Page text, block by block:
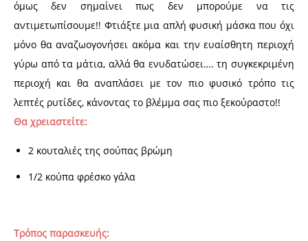
όμως δεν σημαίνει πως δεν μπορούμε να τις
αντιμετωπίσουμε!! Φτιάξτε μια απλή φυσική μάσκα που όχι
μόνο θα αναζωογονήσει ακόμα και την ευαίσθητη περιοχή
γύρω από τα μάτια, αλλά θα ενυδατώσει…. τη συγκεκριμένη
περιοχή και θα αναπλάσει με τον πιο φυσικό τρόπο τις
λεπτές ρυτίδες, κάνοντας το βλέμμα σας πιο ξεκούραστο!!
Θα χρειαστείτε:
2 κουταλιές της σούπας βρώμη
1/2 κούπα φρέσκο γάλα
Τρόπος παρασκευής: